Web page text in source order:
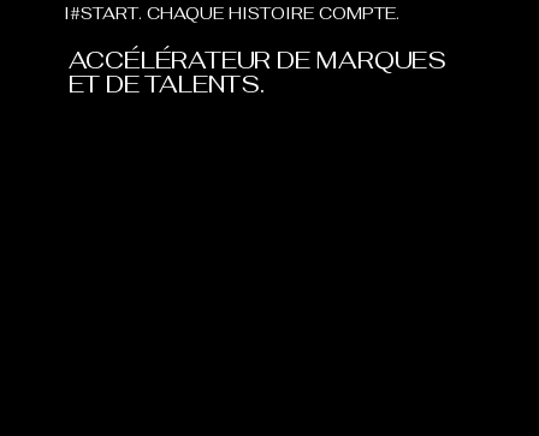
I#START. CHAQUE HISTOIRE COMPTE.
ACCÉLÉRATEUR DE MARQUES
ET DE TALENTS.